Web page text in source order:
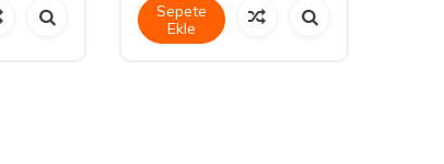
Sepete
Ekle